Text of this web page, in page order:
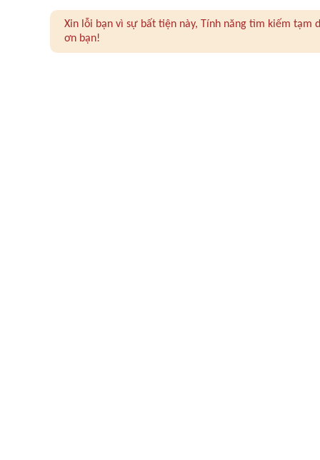
Xin lỗi bạn vì sự bất tiện này, Tính năng tìm kiếm
ơn bạn!